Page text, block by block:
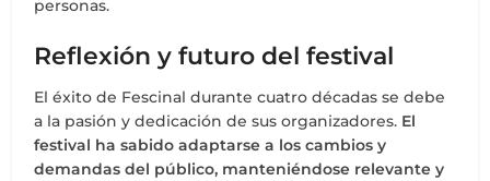
personas.
Reflexión y futuro del festival
El éxito de Fescinal durante cuatro décadas se debe
a la pasión y dedicación de sus organizadores. El
festival ha sabido adaptarse a los cambios y
demandas del público, manteniéndose relevante y